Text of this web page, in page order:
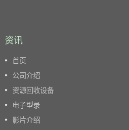
资讯
首页
公司介绍
资源回收设备
电子型录
影片介绍